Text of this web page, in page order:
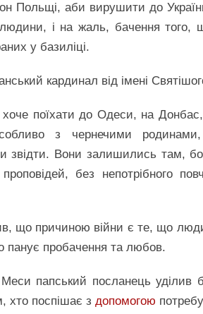
Польщі, аби вирушити до
і на жаль, бачення
у базиліці.
кардинал від імені
поїхати до Одеси, на
з чернечими
звідти. Вони залишились там,
без непотрібного
що причиною війни є те, що
панує пробачення та любов.
папський посланець уділив
хто поспішає з допомогою